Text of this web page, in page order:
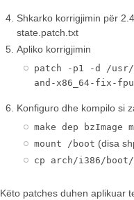
Shkarko korrigjimin për
state.patch.txt
Apliko korrigjimin
patch -p1 -d /usr/
and-x86_64-fix-
Konfiguro dhe kompilo si
make dep bzImage
mount /boot (disa
cp arch/i386/boot/
Këto patches duhen aplikuar